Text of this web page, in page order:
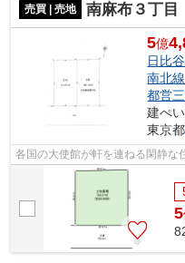
売買 | 売地 南麻布３丁
5億
日比
南北線
都営
建ぺ
東京都
各国の大使館が軒を連ねる閑静
5